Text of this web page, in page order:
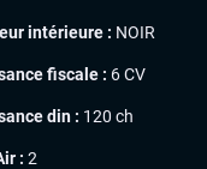
intérieure : NOIR
fiscale : 6 CV
din : 120 ch
: 2